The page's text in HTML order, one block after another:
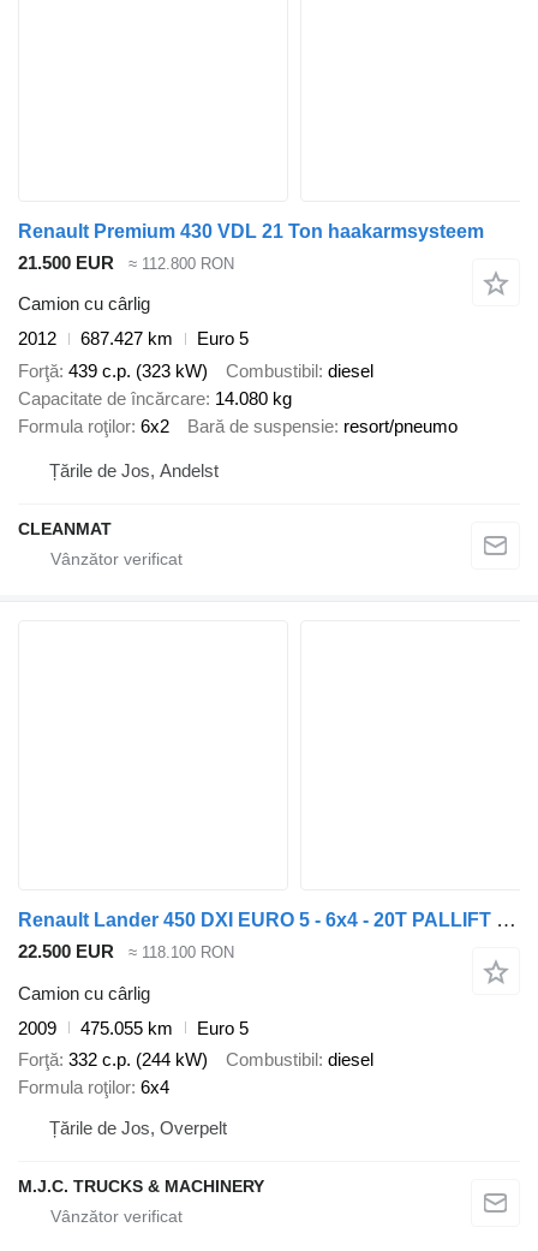
Renault Premium 430 VDL 21 Ton haakarmsysteem
21.500 EUR
≈ 112.800 RON
Camion cu cârlig
2012
687.427 km
Euro 5
Forţă 439 c.p. (323 kW) Combustibil diesel
Capacitate de încărcare 14.080 kg
Formula roţilor 6x2 Bară de suspensie resort/pneumo
Țările de Jos, Andelst
CLEANMAT
Renault Lander 450 DXI EURO 5 - 6x4 - 20T PALLIFT HAAKSYSTEEM/ ABROLLKIP
22.500 EUR ≈ 118.100 RON
Camion cu cârlig
2009
475.055 km
Euro 5
Forţă 332 c.p. (244 kW) Combustibil diesel
Formula roţilor 6x4
Țările de Jos, Overpelt
M.J.C. TRUCKS & MACHINERY